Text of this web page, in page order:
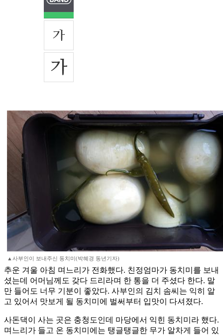
▲사부인이 보내주신 동치미(박혜경 동년기자)
추운 겨울 아침 며느리가 전화했다. 친정엄마가 동치미를 보내
셨는데 어머님께도 갖다 드리라며 한 통을 더 주셨다 한다. 말
만 들어도 너무 기분이 좋았다. 사부인의 김치 솜씨는 익히 알
고 있어서 맛보게 될 동치미에 벌써부터 입맛이 다셔졌다.
사돈댁이 사는 곳은 충청도인데 마당에서 익힌 동치미라 했다.
며느리가 들고 온 동치미에는 탱글탱글한 무가 알차게 들어 있